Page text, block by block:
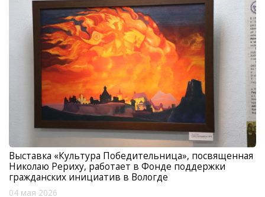
Выставка «Культура Победительница», посвященная
Николаю Рериху, работает в Фонде поддержки
гражданских инициатив в Вологде
04 мая 2026